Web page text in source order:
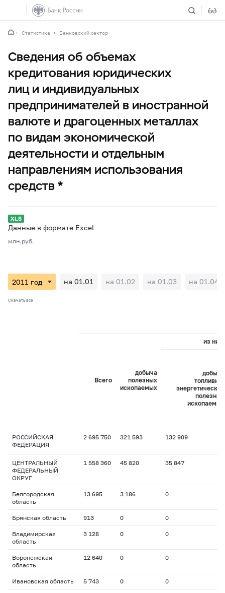
Статистика Банковский сектор
Сведения об объемах
кредитования юридических
лиц и индивидуальных
предпринимателей в иностранной
валюте и драгоценных металлах
по видам экономической
деятельности и отдельным
направлениям использования
средств *
Данные в формате Excel
млн.руб.
на 01.01 на 01.02 на 01.03 на 01.04
Скачать все
Всего
добыча
полезных
ископаемых
из них:
добыча
топливно-
энергетических
полезных
ископаемых
РОССИЙСКАЯ
ФЕДЕРАЦИЯ
2 695 750 321 593 132 909
ЦЕНТРАЛЬНЫЙ
ФЕДЕРАЛЬНЫЙ
ОКРУГ
1 558 360 45 820 35 847
Белгородская
область
13 695 3 186 0
Брянская область 913 0 0
Владимирская
область
3 128 0 0
Воронежская
область
12 640 0 0
Ивановская область 5 743 0 0